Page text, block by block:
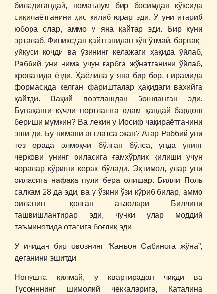
биладигандай, номаълум бир босимдан кўксида
сиқилаётганини ҳис қилиб юрар эди. У уни итариб
юбора олар, аммо у яна қайтар эди. Бир куни
эрталаб, Финиксдан қайтганидан кўп ўтмай, барвақт
уйқуси қочди ва ўзининг келажаги ҳақида ўйлаб,
Раббий уни нима учун ғарбга жўнатганини ўйлаб,
кроватида ётди. Ҳаёлила у яна бир бор, пирамида
формасида келган фаришталар ҳақидаги ваҳийга
қайтди. Ваҳий портлашдан бошланган эди.
Бунақанги кучли портлашга одам қандай бардош
бериши мумкин? Ва лекин у Иосиф чақираётганини
эшитди. Бу нимани англатса экан? Агар Раббий уни
тез орада олмоқчи бўлган бўлса, унда унинг
черкови унинг оиласига ғамхўрлик қилиши учун
чоралар кўриши керак бўлади. Эҳтимол, улар уни
оиласига нафақа пули бера олишар. Билли Поль
салкам 28 да эди, ва у ўзини ўзи кўриб билар, аммо
оиланинг қолган аъзолари Биллини
ташвишлантирар эди, чунки улар моддий
таъминотида отасига боғлиқ эди.
У ичидан бир овознинг “Канъон Сабинога жўна”,
деганини эшитди.
Нонушта қилмай, у квартирадан чиқди ва
Тусонннинг шимолий чеккаларига, Каталина